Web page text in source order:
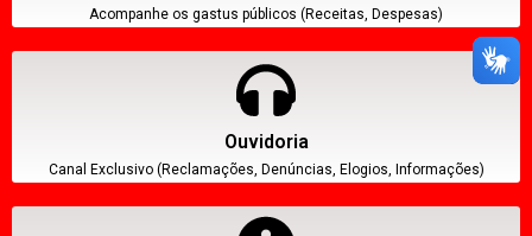
Acompanhe os gastus públicos (Receitas, Despesas)
Ouvidoria
Canal Exclusivo (Reclamações, Denúncias, Elogios, Informações)